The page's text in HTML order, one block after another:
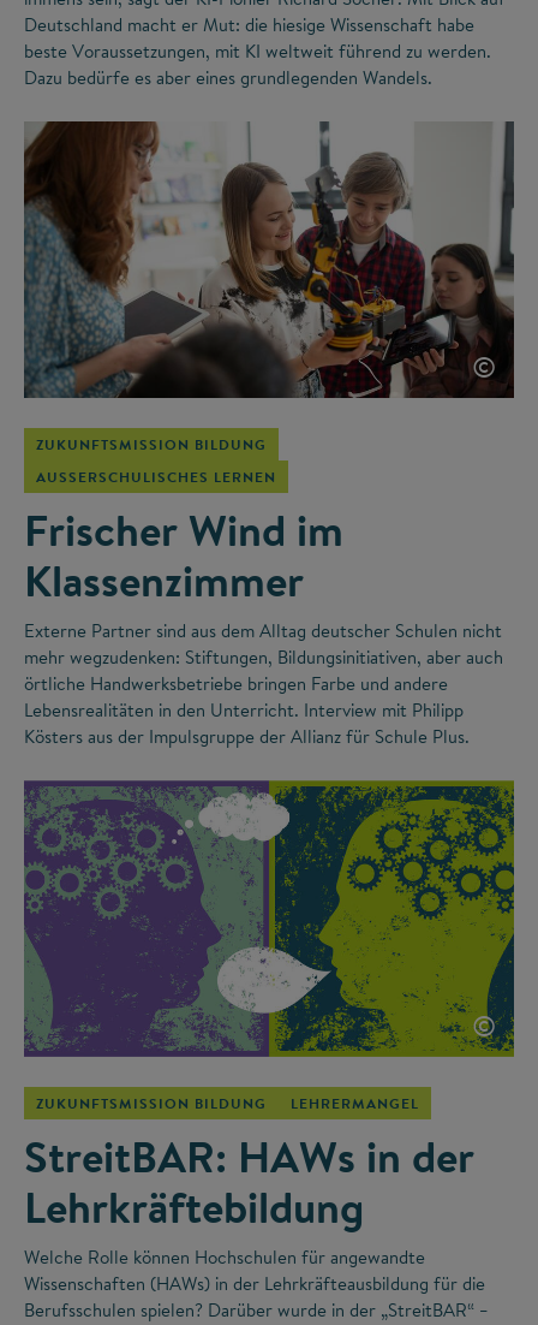
Deutschland macht er Mut: die hiesige Wissenschaft habe
beste Voraussetzungen, mit KI weltweit führend zu werden.
Dazu bedürfe es aber eines grundlegenden Wandels.
©
ZUKUNFTSMISSION BILDUNG
AUSSERSCHULISCHES LERNEN
Frischer Wind im
Klassenzimmer
Externe Partner sind aus dem Alltag deutscher Schulen nicht
mehr wegzudenken: Stiftungen, Bildungsinitiativen, aber auch
örtliche Handwerksbetriebe bringen Farbe und andere
Lebensrealitäten in den Unterricht. Interview mit Philipp
Kösters aus der Impulsgruppe der Allianz für Schule Plus.
©
ZUKUNFTSMISSION BILDUNG LEHRERMANGEL
StreitBAR: HAWs in der
Lehrkräftebildung
Welche Rolle können Hochschulen für angewandte
Wissenschaften (HAWs) in der Lehrkräfteausbildung für die
Berufsschulen spielen? Darüber wurde in der „StreitBAR“ –